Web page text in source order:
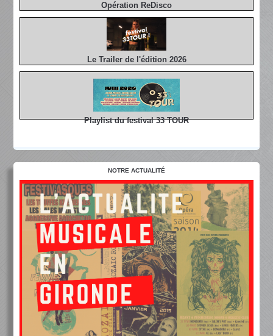
Opération ReDisco
Le Trailer de l'édition 2026
Playlist du festival 33 TOUR
NOTRE ACTUALITÉ